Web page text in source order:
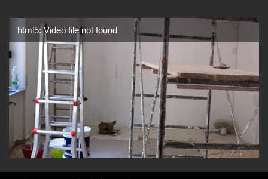
html5: Video file not found